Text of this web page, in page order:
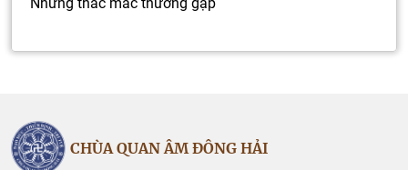
CHÙA QUAN ÂM ĐÔNG HẢI